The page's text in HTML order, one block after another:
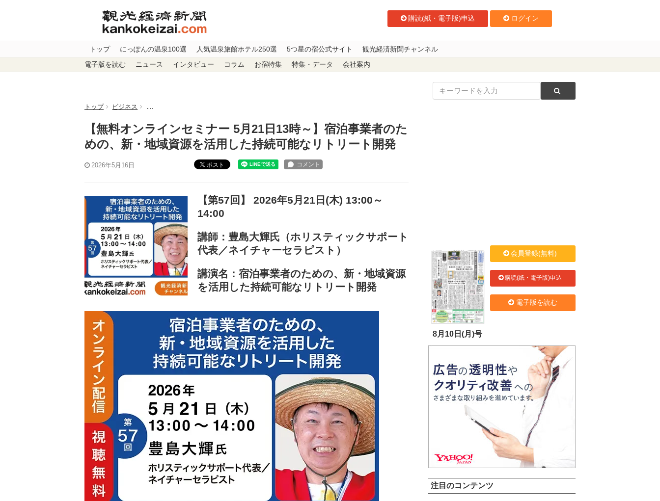
購読(紙・電子版)申込 ログイン
トップ にっぽんの温泉100選 人気温泉旅館ホテル250選 5つ星の宿公式サイト 観光経済新聞チャンネル
電子版を読む ニュース インタビュー コラム お宿特集 特集・データ 会社案内
トップ ビジネス 【無料オンラインセミナー 5月21日13時～】宿泊事業者のための、新・地域資源を活用した持続可能なリトリート開発
【無料オンラインセミナー 5月21日13時～】宿泊事業者のた
めの、新・地域資源を活用した持続可能なリトリート開発
2026年5月16日 ポスト
【第57回】 2026年5月21日(木) 13:00～
14:00
講師：豊島大輝氏（ホリスティックサポート
代表／ネイチャーセラピスト）
講演名：宿泊事業者のための、新・地域資源
を活用した持続可能なリトリート開発
8月10日(月)号
会員登録(無料)
購読(紙・電子版)申込
電子版を読む
注目のコンテンツ